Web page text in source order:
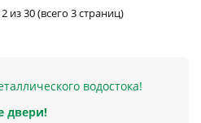
из 30 (всего 3 страниц)
водостока!
двери!